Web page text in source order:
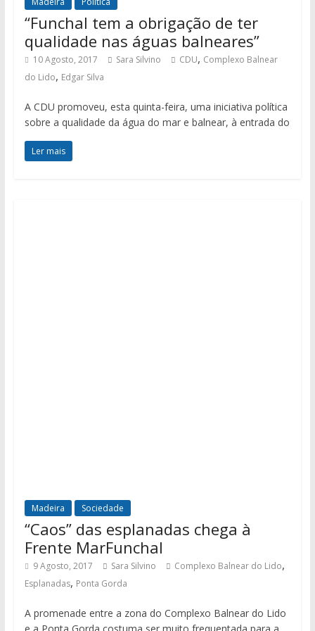
“Funchal tem a obrigação de ter
qualidade nas águas balneares”
10 Agosto, 2017 Sara Silvino CDU, Complexo Balnear
do Lido, Edgar Silva
A CDU promoveu, esta quinta-feira, uma iniciativa política
sobre a qualidade da água do mar e balnear, à entrada do
Ler mais
Madeira Sociedade
“Caos” das esplanadas chega à
Frente MarFunchal
9 Agosto, 2017 Sara Silvino Complexo Balnear do Lido,
Esplanadas, Ponta Gorda
A promenade entre a zona do Complexo Balnear do Lido